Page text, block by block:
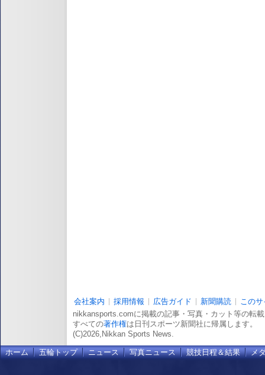
会社案内 採用情報 広告ガイド 新聞購読
この
nikkansports.comに掲載の記事・写真・カット等の転
すべての著作権は日刊スポーツ新聞社に帰属します。
(C)2026,Nikkan Sports News.
ホーム 五輪トップ ニュース 写真ニュース 競技日程＆結果 メ